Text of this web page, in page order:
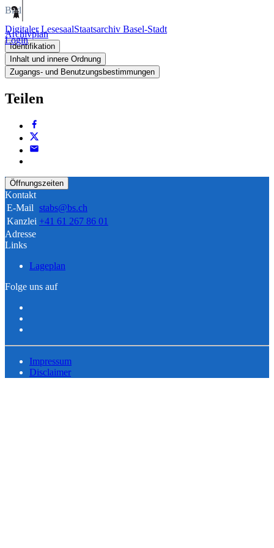
Digitaler LesesaalStaatsarchiv Basel-Stadt
Login
Bild
Archivplan
Identifikation
Inhalt und innere Ordnung
Zugangs- und Benutzungsbestimmungen
Teilen
Öffnungszeiten
Kontakt
E-Mail stabs@bs.ch
Kanzlei +41 61 267 86 01
Adresse
Links
Lageplan
Folge uns auf
Impressum
Disclaimer